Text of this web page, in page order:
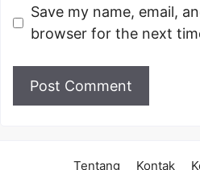
Save my name, email,
browser for the next
Tentang Kontak